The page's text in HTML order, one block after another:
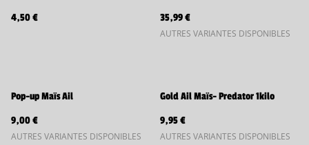
4,50 €
35,99 €
AUTRES VARIANTES DISPONIBLES
Pop-up Maïs Ail
9,00 €
AUTRES VARIANTES DISPONIBLES
Gold Ail Maïs- Predator 1kilo
9,95 €
AUTRES VARIANTES DISPONIBLES